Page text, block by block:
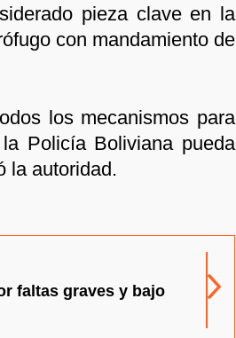
pieza clave en la
con mandamiento de
los mecanismos para
Policía Boliviana pueda
la autoridad.
faltas graves y bajo